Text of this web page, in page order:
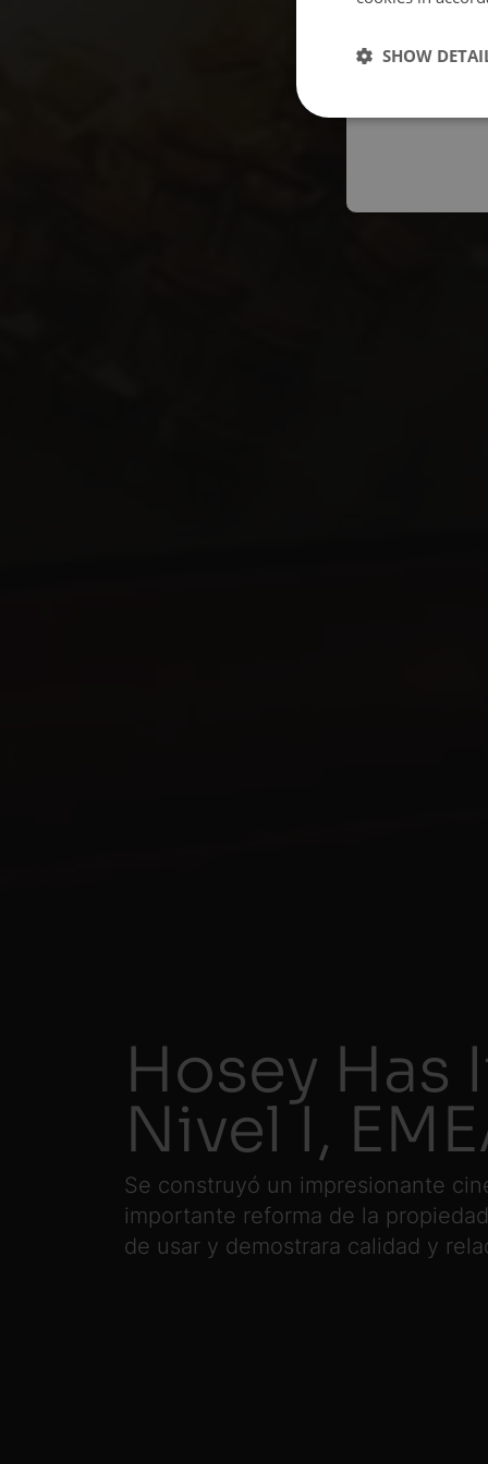
Hosey Has
Nivel I,
Se construyó un impresionante
importante reforma de la
de usar y demostrara calidad y
SHOW